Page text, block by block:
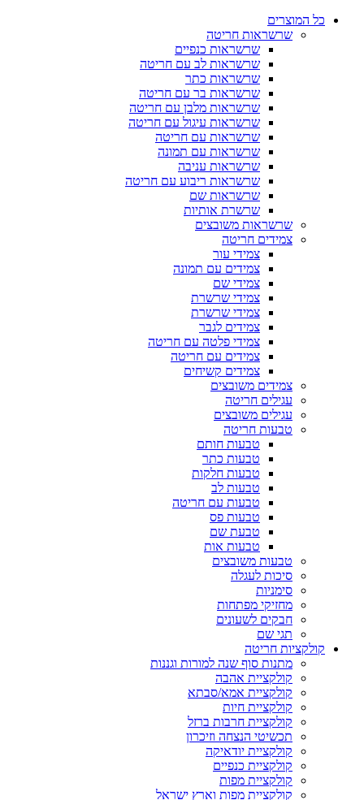
כל המוצרים
שרשראות חריטה
שרשראות כנפיים
שרשראות לב עם חריטה
שרשראות כתר
שרשראות בר עם חריטה
שרשראות מלבן עם חריטה
שרשראות עיגול עם חריטה
שרשראות עם חריטה
שרשראות עם תמונה
שרשראות עניבה
שרשראות ריבוע עם חריטה
שרשראות שם
שרשרת אותיות
שרשראות משובצים
צמידים חריטה
צמידי עור
צמידים עם תמונה
צמידי שם
צמידי שרשרת
צמידי שרשרת
צמידים לגבר
צמידי פלטה עם חריטה
צמידים עם חריטה
צמידים קשיחים
צמידים משובצים
עגילים חריטה
עגילים משובצים
טבעות חריטה
טבעות חותם
טבעות כתר
טבעות חלקות
טבעות לב
טבעות עם חריטה
טבעות פס
טבעת שם
טבעות אות
טבעות משובצים
סיכות לעגלה
סימניות
מחזיקי מפתחות
חבקים לשעונים
תגי שם
קולקציות חריטה
מתנות סוף שנה למורות וגננות
קולקציית אהבה
קולקציית אמא/סבתא
קולקציית חיות
קולקציית חרבות ברזל
תכשיטי הנצחה וזיכרון
קולקציית יודאיקה
קולקציית כנפיים
קולקציית מפות
קולקציית מפות וארץ ישראל